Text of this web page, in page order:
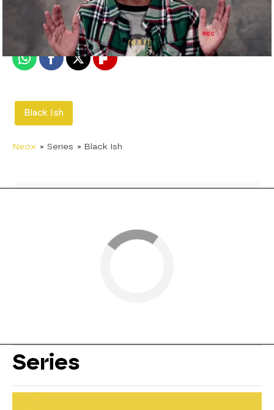
Madrid
Publicado:12 de febrero de 2018, 13:13
WhatsappFacebook
X Flipboard
Black Ish
Neox » Series » Black Ish
Series